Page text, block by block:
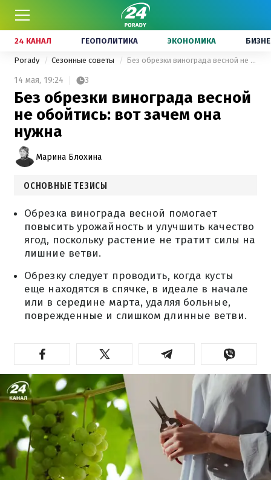
24 КАНАЛ ГЕОПОЛИТИКА ЭКОНОМИКА
Porady Сезонные советы Без обрезки винограда весной не обойтись: вот зачем она нужна
14 мая, 19:24 3
Без обрезки винограда весной
не обойтись: вот зачем она
нужна
Марина Блохина
ОСНОВНЫЕ ТЕЗИСЫ
Обрезка винограда весной помогает
повысить урожайность и улучшить качество
ягод, поскольку растение не тратит силы на
лишние ветви.
Обрезку следует проводить, когда кусты
еще находятся в спячке, в идеале в начале
или в середине марта, удаляя больные,
поврежденные и слишком длинные ветви.